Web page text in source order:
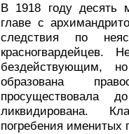
В 1918 году десять
главе с
следствия по
красногвардейцев.
бездействующим,
образована
ликвидирована.
погребения именитых